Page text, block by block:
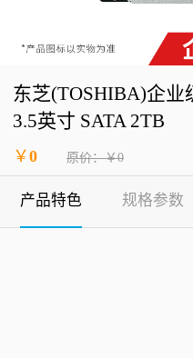
东芝(TOSHIBA)企业
3.5英寸 SATA 2TB
￥0 原价：￥0
产品特色 规格参数